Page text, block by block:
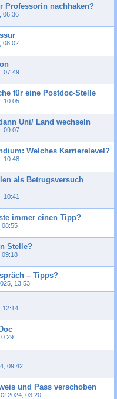
Professorin nachhaken?
06:36
08:02
07:49
für eine Postdoc-Stelle
10:05
Uni/ Land wechseln
09:07
Welches Karrierelevel?
10:48
als Betrugsversuch
10:41
immer einen Tipp?
08:55
Stelle?
09:18
– Tipps?
13:53
12:14
09:42
und Pass verschoben
03:20